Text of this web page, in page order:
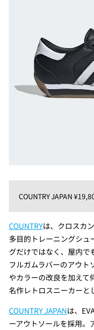
COUNTRY JAPAN
COUNTRYは、クロスカ
多目的トレーニングシュ
グだけではなく、屋内で
フルガムラバーのアウト
やカラーの改良を加えて
名作レトロスニーカーと
COUNTRY JAPANは、
ーアウトソールを採用。